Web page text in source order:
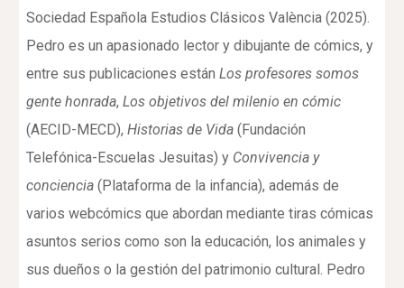
Sociedad Española Estudios Clásicos València (2025).
Pedro es un apasionado lector y dibujante de cómics, y
entre sus publicaciones estánLos profesores somos
gente honrada,Los objetivos del milenio en cómic
(AECID-MECD),Historias de Vida (Fundación
Telefónica-Escuelas Jesuitas) y Convivencia y
conciencia (Plataforma de la infancia), además de
varios webcómics que abordan mediante tiras cómicas
asuntos serios como son la educación, los animales y
sus dueños o la gestión del patrimonio cultural. Pedro